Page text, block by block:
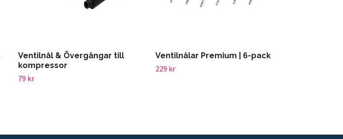
Ventilnål & Övergångar till
kompressor
79 kr
Ventilnålar Premium | 6-pack
229 kr